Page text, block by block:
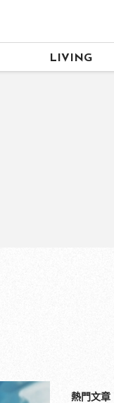
LIVING
熱門文章